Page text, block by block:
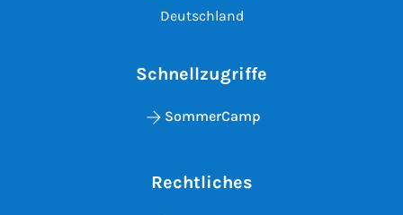
Deutschland
Schnellzugriffe
SommerCamp
Rechtliches